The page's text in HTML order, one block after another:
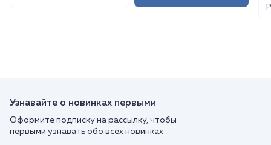
Узнавайте о новинках первыми
Оформите подписку на рассылку, чтобы
первыми узнавать обо всех новинках